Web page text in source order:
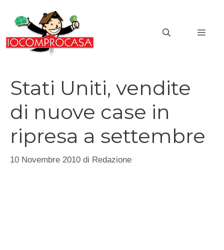
contenuto
Stati Uniti, vendite
di nuove case in
ripresa a settembre
10 Novembre 2010 di Redazione